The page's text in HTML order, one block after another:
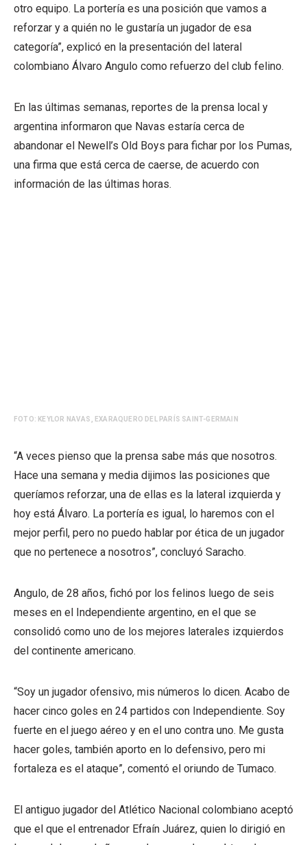
otro equipo. La portería es una posición que vamos a
reforzar y a quién no le gustaría un jugador de esa
categoría”, explicó en la presentación del lateral
colombiano Álvaro Angulo como refuerzo del club felino.
En las últimas semanas, reportes de la prensa local y
argentina informaron que Navas estaría cerca de
abandonar el Newell’s Old Boys para fichar por los Pumas,
una firma que está cerca de caerse, de acuerdo con
información de las últimas horas.
FOTO: KEYLOR NAVAS, EXARAQUERO DEL PARÍS SAINT-GERMAIN
“A veces pienso que la prensa sabe más que nosotros.
Hace una semana y media dijimos las posiciones que
queríamos reforzar, una de ellas es la lateral izquierda y
hoy está Álvaro. La portería es igual, lo haremos con el
mejor perfil, pero no puedo hablar por ética de un jugador
que no pertenece a nosotros”, concluyó Saracho.
Angulo, de 28 años, fichó por los felinos luego de seis
meses en el Independiente argentino, en el que se
consolidó como uno de los mejores laterales izquierdos
del continente americano.
“Soy un jugador ofensivo, mis números lo dicen. Acabo de
hacer cinco goles en 24 partidos con Independiente. Soy
fuerte en el juego aéreo y en el uno contra uno. Me gusta
hacer goles, también aporto en lo defensivo, pero mi
fortaleza es el ataque”, comentó el oriundo de Tumaco.
El antiguo jugador del Atlético Nacional colombiano aceptó
que el que el entrenador Efraín Juárez, quien lo dirigió en